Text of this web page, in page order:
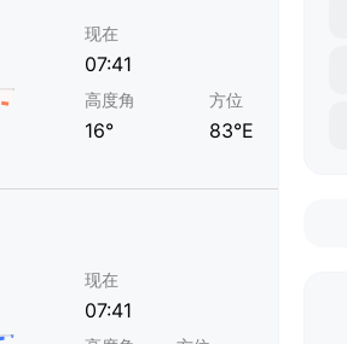
现在
07:41
高度角
16°
方位
83°E
现在
07:41